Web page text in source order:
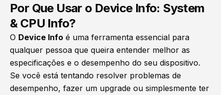
Por Que Usar o Device Info: System
& CPU Info?
O Device Info é uma ferramenta essencial para
qualquer pessoa que queira entender melhor as
especificações e o desempenho do seu dispositivo.
Se você está tentando resolver problemas de
desempenho, fazer um upgrade ou simplesmente ter